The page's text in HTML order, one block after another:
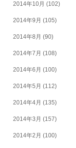
2014年10月 (102)
2014年9月 (105)
2014年8月 (90)
2014年7月 (108)
2014年6月 (100)
2014年5月 (112)
2014年4月 (135)
2014年3月 (157)
2014年2月 (100)